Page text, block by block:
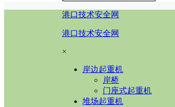
港口技术安全网
港口技术安全网
×
岸边起重机
岸桥
门座式起重机
堆场起重机